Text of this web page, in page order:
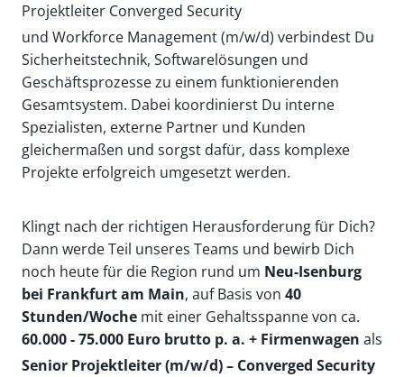
Projektleiter Converged Security
und Workforce Management (m/w/d) verbindest Du
Sicherheitstechnik, Softwarelösungen und
Geschäftsprozesse zu einem funktionierenden
Gesamtsystem. Dabei koordinierst Du interne
Spezialisten, externe Partner und Kunden
gleichermaßen und sorgst dafür, dass komplexe
Projekte erfolgreich umgesetzt werden.
Klingt nach der richtigen Herausforderung für Dich?
Dann werde Teil unseres Teams und bewirb Dich
noch heute für die Region rund um Neu-Isenburg
bei Frankfurt am Main, auf Basis von 40
Stunden/Woche mit einer Gehaltsspanne von ca.
60.000 - 75.000 Euro brutto p. a. + Firmenwagen als
Senior Projektleiter (m/w/d) – Converged Security